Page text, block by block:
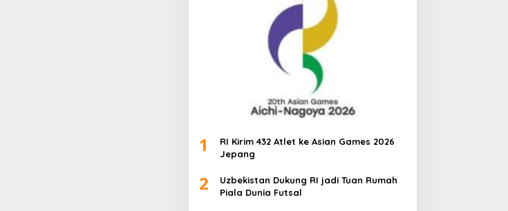
1
RI Kirim 432 Atlet ke Asian Games 2026
Jepang
2
Uzbekistan Dukung RI jadi Tuan Rumah
Piala Dunia Futsal